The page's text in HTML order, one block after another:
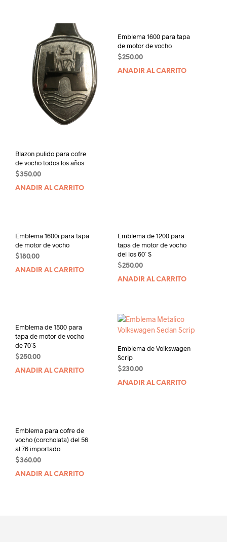
Blazon pulido para cofre
de vocho todos los años
$350.00
AÑADIR AL CARRITO
Emblema 1600 para tapa
de motor de vocho
$250.00
AÑADIR AL CARRITO
Emblema 1600i para tapa
de motor de vocho
$180.00
AÑADIR AL CARRITO
Emblema de 1200 para
tapa de motor de vocho
del los 60´ S
$250.00
AÑADIR AL CARRITO
Emblema de 1500 para
tapa de motor de vocho
de 70´S
$250.00
AÑADIR AL CARRITO
Emblema de Volkswagen
Scrip
$230.00
AÑADIR AL CARRITO
Emblema para cofre de
vocho (corcholata) del 56
al 76 importado
$360.00
AÑADIR AL CARRITO